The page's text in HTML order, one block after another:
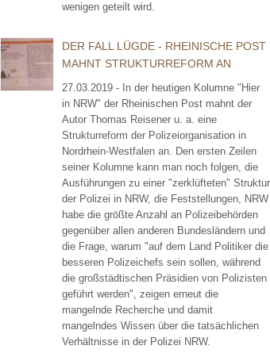
wenigen geteilt wird.
DER FALL LÜGDE - RHEINISCHE POST
MAHNT STRUKTURREFORM AN
27.03.2019 - In der heutigen Kolumne "Hier
in NRW" der Rheinischen Post mahnt der
Autor Thomas Reisener u. a. eine
Strukturreform der Polizeiorganisation in
Nordrhein-Westfalen an. Den ersten Zeilen
seiner Kolumne kann man noch folgen, die
Ausführungen zu einer "zerklüfteten" Struktur
der Polizei in NRW, die Feststellungen, NRW
habe die größte Anzahl an Polizeibehörden
gegenüber allen anderen Bundesländern und
die Frage, warum "auf dem Land Politiker die
besseren Polizeichefs sein sollen, während
die großstädtischen Präsidien von Polizisten
geführt werden", zeigen erneut die
mangelnde Recherche und damit
mangelndes Wissen über die tatsächlichen
Verhältnisse in der Polizei NRW.